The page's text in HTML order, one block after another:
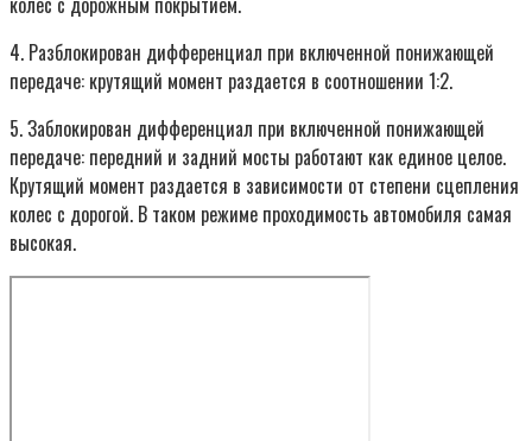
4. Разблокирован дифференциал при включенной понижающей
передаче: крутящий момент раздается в соотношении 1:2.
5. Заблокирован дифференциал при включенной понижающей
передаче: передний и задний мосты работают как единое целое.
Крутящий момент раздается в зависимости от степени сцепления
колес с дорогой. В таком режиме проходимость автомобиля самая
высокая.